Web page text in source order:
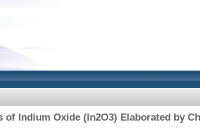
of Indium Oxide (In2O3) Elaborated by